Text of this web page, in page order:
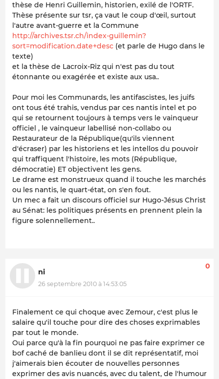
thèse de Henri Guillemin, historien, exilé de l'ORTF.
Thèse présente sur tsr, ça vaut le coup d'œil, surtout
l'autre avant-guerre et la Commune
http://archives.tsr.ch/index-guillemin?
sort=modification.date+desc (et parle de Hugo dans le
texte)
et la thèse de Lacroix-Riz qui n'est pas du tout
étonnante ou exagérée et existe aux usa..
Pour moi les Communards, les antifascistes, les juifs
ont tous été trahis, vendus par ces nantis intel et po
qui se retournent toujours à temps vers le vainqueur
officiel , le vainqueur labellisé non-collabo ou
Restaurateur de la République(qu'ils viennent
d'écraser) par les historiens et les intellos du pouvoir
qui traffiquent l'histoire, les mots (République,
démocratie) ET objectivent les gens.
Le drame est monstrueux quand il touche les marchés
ou les nantis, le quart-état, on s'en fout.
Un mec a fait un discours officiel sur Hugo-Jésus Christ
au Sénat: les politiques présents en prennent plein la
figure solennellement..
ni
26 septembre 2010 à 14:53:05
0
Finalement ce qui choque avec Zemour, c'est plus le
salaire qu'il touche pour dire des choses exprimables
par tout le monde.
Oui parce qu'à la fin pourquoi ne pas faire exprimer ce
bof caché de banlieu dont il se dit représentatif, moi
j'aimerais bien écouter de nouvelles personnes
exprimer des avis nuancés, avec du talent, de l'humour